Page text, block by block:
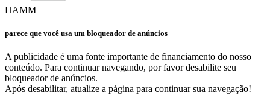
HAMM
parece que você usa um bloqueador de anúncios
A publicidade é uma fonte importante de financiamento do nosso
conteúdo. Para continuar navegando, por favor desabilite seu
bloqueador de anúncios.
Após desabilitar, atualize a página para continuar sua navegação!